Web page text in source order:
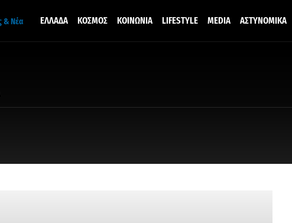
ΕΛΛΑΔΑ ΚΟΣΜΟΣ ΚΟΙΝΩΝΙΑ LIFESTYLE MEDIA ΑΣΤΥΝΟΜΙΚΑ